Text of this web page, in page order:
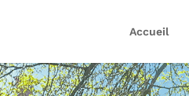
Accueil